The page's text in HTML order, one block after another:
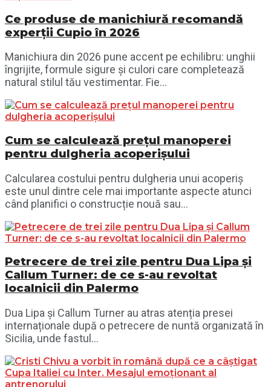
Ce produse de manichiură recomandă
experții Cupio în 2026
Manichiura din 2026 pune accent pe echilibru: unghii
îngrijite, formule sigure și culori care completează
natural stilul tău vestimentar. Fie...
Cum se calculează prețul manoperei
pentru dulgheria acoperișului
Calcularea costului pentru dulgheria unui acoperiș
este unul dintre cele mai importante aspecte atunci
când planifici o construcție nouă sau...
Petrecere de trei zile pentru Dua Lipa și
Callum Turner: de ce s-au revoltat
localnicii din Palermo
Dua Lipa și Callum Turner au atras atenția presei
internaționale după o petrecere de nuntă organizată în
Sicilia, unde fastul...